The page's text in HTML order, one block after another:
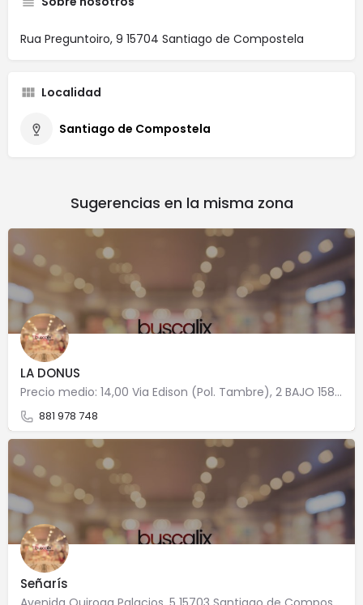
Rua Preguntoiro, 9 15704 Santiago de Compostela
Localidad
Santiago de Compostela
Sugerencias en la misma zona
LA DONUS
Precio medio: 14,00 Via Edison (Pol. Tambre), 2 BAJO 15890 Santiago de Compostela
881 978 748
Señarís